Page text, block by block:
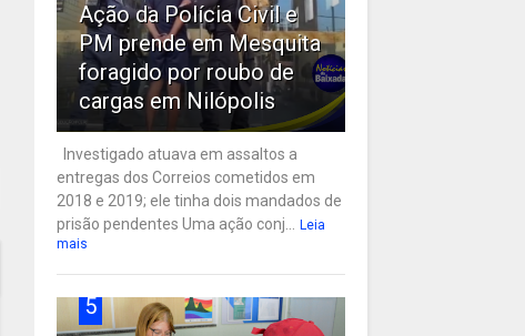
Ação da Polícia Civil e
PM prende em Mesquita
foragido por roubo de
cargas em Nilópolis
Investigado atuava em assaltos a
entregas dos Correios cometidos em
2018 e 2019; ele tinha dois mandados de
prisão pendentes Uma ação conj... Leia
mais
5